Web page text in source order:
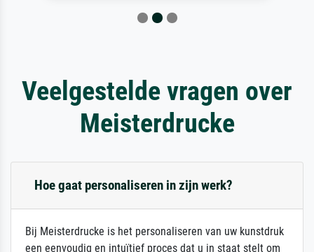
Veelgestelde vragen over
Meisterdrucke
Hoe gaat personaliseren in zijn werk?
Bij Meisterdrucke is het personaliseren van uw kunstdruk
een eenvoudig en intuïtief proces dat u in staat stelt om